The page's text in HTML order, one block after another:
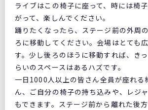
ライブはこの椅子に座って、時には椅
がって、楽しんでください。
踊りたくなったら、ステージ前の外周
ろに移動してください。会場はとても
す。少し後ろのほうに移動すれば、き
らいのスペースはあるハズです。
一日1000人以上の皆さん全員が座れる
ん、ご自分の椅子の持ち込みや、レジ
もできます。ステージ前から離れた後